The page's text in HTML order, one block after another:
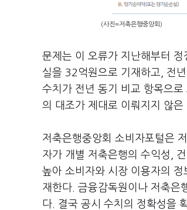
(사진=저축은행중앙회)
문제는 이 오류가 지난해부터
실을 32억원으로 기재하고, 전
수치가 전년 동기 비교 항목으
의 대조가 제대로 이뤄지지 않은
저축은행중앙회 소비자포털은
자가 개별 저축은행의 수익성,
높아 소비자와 시장 이용자의
재한다. 금융감독원이나 저축은
다. 결국 공시 수치의 정확성을